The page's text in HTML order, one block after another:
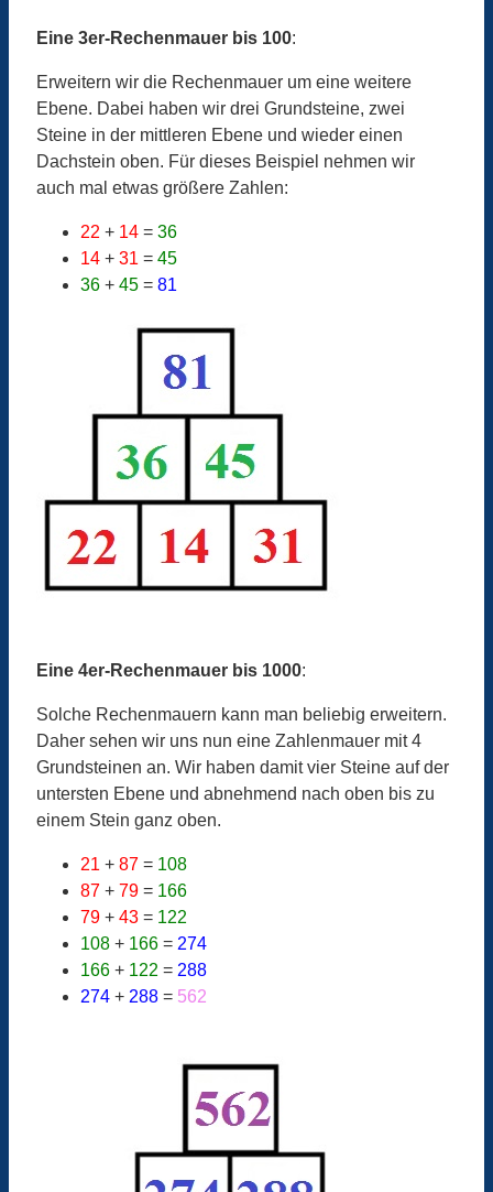
Eine 3er-Rechenmauer bis 100:
Erweitern wir die Rechenmauer um eine weitere
Ebene. Dabei haben wir drei Grundsteine, zwei
Steine in der mittleren Ebene und wieder einen
Dachstein oben. Für dieses Beispiel nehmen wir
auch mal etwas größere Zahlen:
22 + 14 = 36
14 + 31 = 45
36 + 45 = 81
Eine 4er-Rechenmauer bis 1000:
Solche Rechenmauern kann man beliebig erweitern.
Daher sehen wir uns nun eine Zahlenmauer mit 4
Grundsteinen an. Wir haben damit vier Steine auf der
untersten Ebene und abnehmend nach oben bis zu
einem Stein ganz oben.
21 + 87 = 108
87 + 79 = 166
79 + 43 = 122
108 + 166 = 274
166 + 122 = 288
274 + 288 = 562